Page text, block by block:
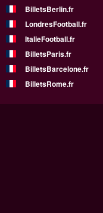
BilletsBerlin.fr
LondresFootball.fr
ItalieFootball.fr
BilletsParis.fr
BilletsBarcelone.fr
BilletsRome.fr